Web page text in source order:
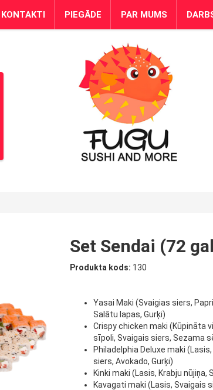
KONTAKTI PIEGĀDE PAR MUMS
Set Sendai (72
Produkta kods: 130
Yasai Maki (Svaigias siers,
Salātu lapas, Gurķi)
Crispy chicken maki (Kūpināta
sīpoli, Svaigais siers, Sezama
Philadelphia Deluxe maki
siers, Avokado, Gurķi)
Kinki maki (Lasis, Krabju nūjiņa,
Kavagati maki (Lasis, Svaigais